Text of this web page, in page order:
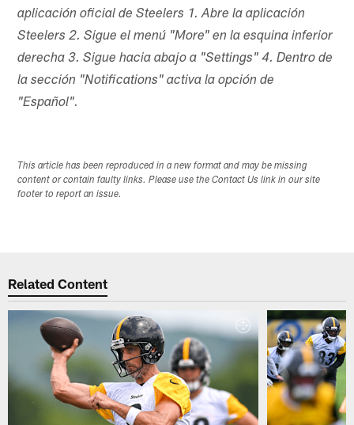
aplicación oficial de Steelers 1. Abre la aplicación
Steelers 2. Sigue el menú "More" en la esquina inferior
derecha 3. Sigue hacia abajo a "Settings" 4. Dentro de
la sección "Notifications" activa la opción de
"Español".
This article has been reproduced in a new format and may be missing
content or contain faulty links. Please use the Contact Us link in our site
footer to report an issue.
Related Content